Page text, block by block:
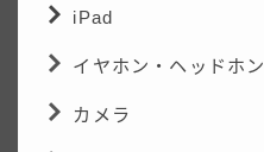
iPad
イヤホン・ヘッドホン
カメラ